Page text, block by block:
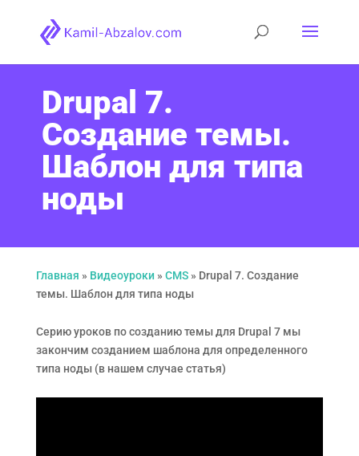
Drupal 7.
Создание темы.
Шаблон для типа
ноды
Главная » Видеоуроки » CMS» Drupal 7. Создание
темы. Шаблон для типа ноды
Серию уроков по созданию темы для Drupal 7 мы
закончим созданием шаблона для определенного
типа ноды (в нашем случае статья)